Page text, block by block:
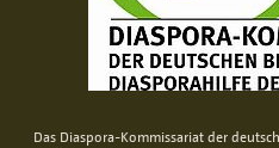
Das Diaspora-Kommissariat der